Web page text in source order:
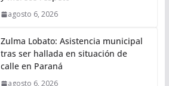
agosto 6, 2026
Zulma Lobato: Asistencia municipal
tras ser hallada en situación de
calle en Paraná
agosto 6, 2026